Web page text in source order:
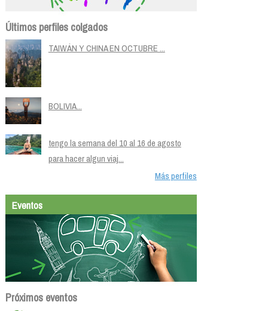
Últimos perfiles colgados
TAIWÁN Y CHINA EN OCTUBRE ...
BOLIVIA...
tengo la semana del 10 al 16 de agosto
para hacer algun viaj...
Más perfiles
Eventos
Próximos eventos